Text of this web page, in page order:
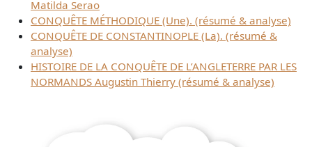
Matilda Serao
CONQUÊTE MÉTHODIQUE (Une). (résumé & analyse)
CONQUÊTE DE CONSTANTINOPLE (La). (résumé &
analyse)
HISTOIRE DE LA CONQUÊTE DE L’ANGLETERRE PAR LES
NORMANDS Augustin Thierry (résumé & analyse)